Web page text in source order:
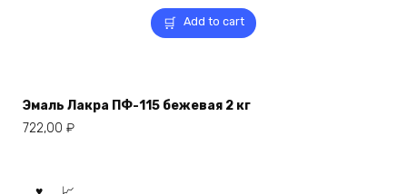
Add to cart
Эмаль Лакра ПФ-115 бежевая 2 кг
722,00 ₽